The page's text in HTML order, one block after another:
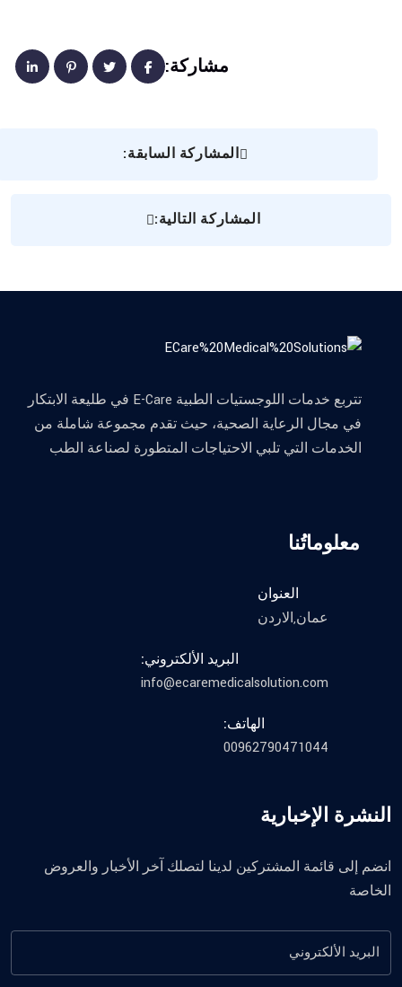
مشاركة:
المشاركة السابقة:
المشاركة التالية:
تتربع خدمات اللوجستيات الطبية E-Care في طليعة الابتكار
في مجال الرعاية الصحية، حيث تقدم مجموعة شاملة من
الخدمات التي تلبي الاحتياجات المتطورة لصناعة الطب
معلوماتُنا
العنوان
عمان,الاردن
البريد الألكتروني:
info@ecaremedicalsolution.com
الهاتف:
00962790471044
النشرة الإخبارية
انضم إلى قائمة المشتركين لدينا لتصلك آخر الأخبار والعروض
الخاصة